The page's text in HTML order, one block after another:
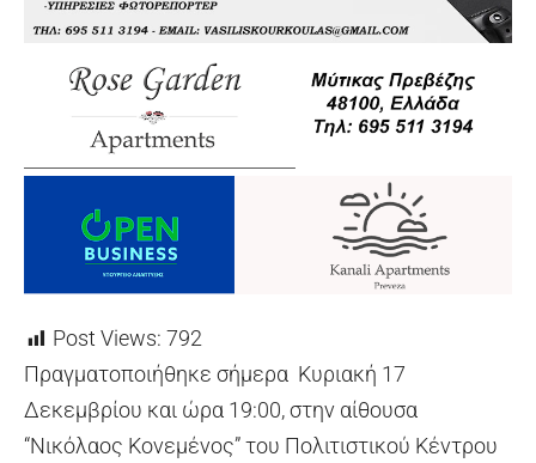
Post Views: 792
Πραγματοποιήθηκε σήμερα Κυριακή 17
Δεκεμβρίου και ώρα 19:00, στην αίθουσα
“Νικόλαος Κονεμένος” του Πολιτιστικού Κέντρου